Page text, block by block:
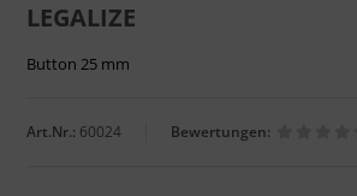
LEGALIZE
Button 25 mm
Art.Nr.: 60024 Bewertungen: